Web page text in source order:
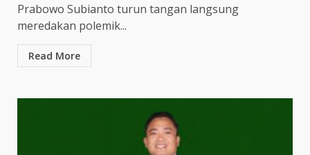
Prabowo Subianto turun tangan langsung
meredakan polemik...
Read More